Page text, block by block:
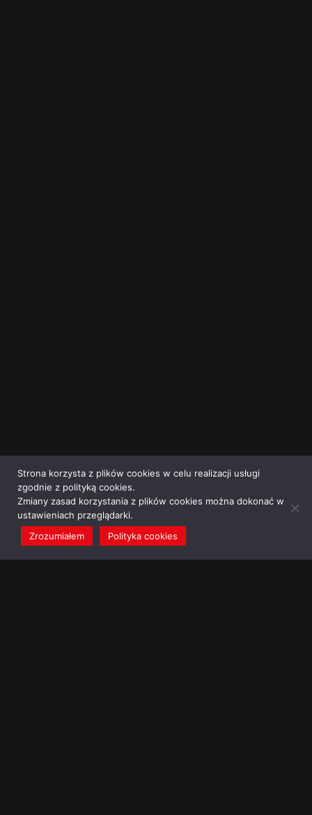
Strona korzysta z plików cookies w celu realizacji usługi
zgodnie z polityką cookies.
Zmiany zasad korzystania z plików cookies można dokonać w
ustawieniach przeglądarki.
Zrozumiałem
Polityka cookies